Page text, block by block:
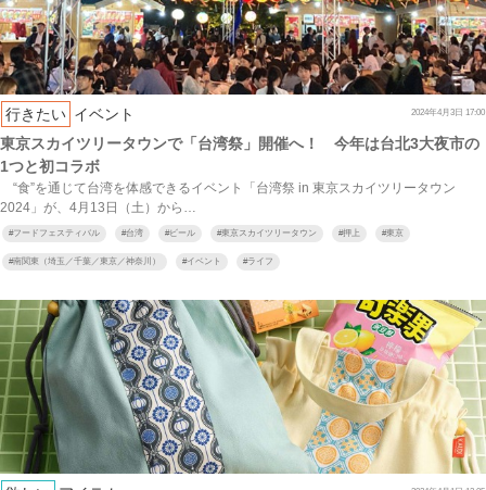
行きたい イベント 2024年4月3日 17:00
東京スカイツリータウンで「台湾祭」開催へ！ 今年は台北3大夜市の
1つと初コラボ
“食”を通じて台湾を体感できるイベント「台湾祭 in 東京スカイツリータウン
2024」が、4月13日（土）から…
#フードフェスティバル #台湾 #ビール #東京スカイツリータウン #押上 #東京
#南関東（埼玉／千葉／東京／神奈川） #イベント #ライフ